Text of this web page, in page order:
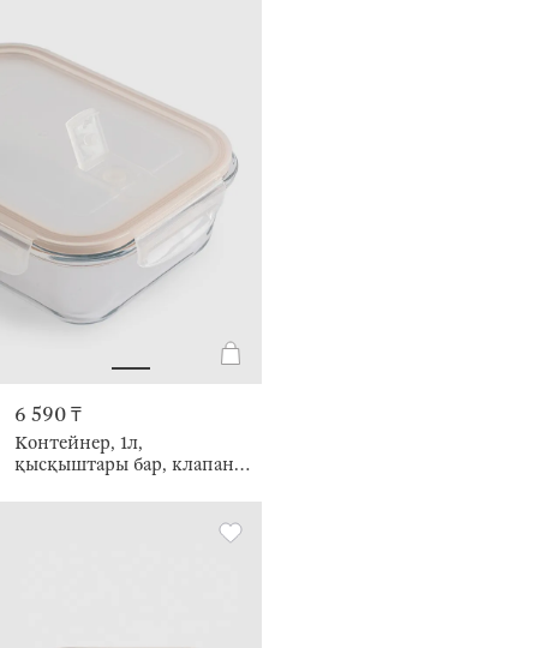
6 590 ₸
Контейнер, 1л,
қысқыштары бар, клапаны
тікбұрышты, Soft kitchen